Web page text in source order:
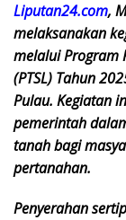
Liputan24.com,
melaksanakan
melalui Program
(PTSL) Tahun
Pulau. Kegiatan
pemerintah
tanah bagi
pertanahan.
Penyerahan